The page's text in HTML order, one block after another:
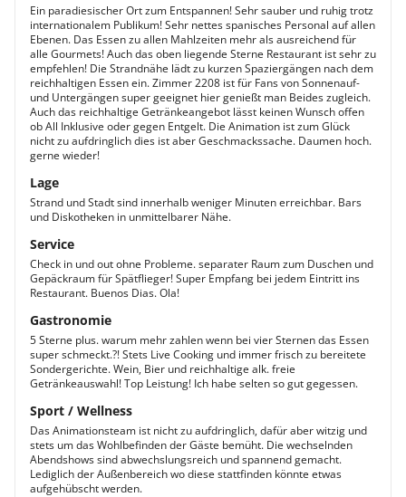
Ein paradiesischer Ort zum Entspannen! Sehr sauber und ruhig trotz
internationalem Publikum! Sehr nettes spanisches Personal auf allen
Ebenen. Das Essen zu allen Mahlzeiten mehr als ausreichend für
alle Gourmets! Auch das oben liegende Sterne Restaurant ist sehr zu
empfehlen! Die Strandnähe lädt zu kurzen Spaziergängen nach dem
reichhaltigen Essen ein. Zimmer 2208 ist für Fans von Sonnenauf-
und Untergängen super geeignet hier genießt man Beides zugleich.
Auch das reichhaltige Getränkeangebot lässt keinen Wunsch offen
ob All Inklusive oder gegen Entgelt. Die Animation ist zum Glück
nicht zu aufdringlich dies ist aber Geschmackssache. Daumen hoch.
gerne wieder!
Lage
Strand und Stadt sind innerhalb weniger Minuten erreichbar. Bars
und Diskotheken in unmittelbarer Nähe.
Service
Check in und out ohne Probleme. separater Raum zum Duschen und
Gepäckraum für Spätflieger! Super Empfang bei jedem Eintritt ins
Restaurant. Buenos Dias. Ola!
Gastronomie
5 Sterne plus. warum mehr zahlen wenn bei vier Sternen das Essen
super schmeckt.?! Stets Live Cooking und immer frisch zu bereitete
Sondergerichte. Wein, Bier und reichhaltige alk. freie
Getränkeauswahl! Top Leistung! Ich habe selten so gut gegessen.
Sport / Wellness
Das Animationsteam ist nicht zu aufdringlich, dafür aber witzig und
stets um das Wohlbefinden der Gäste bemüht. Die wechselnden
Abendshows sind abwechslungsreich und spannend gemacht.
Lediglich der Außenbereich wo diese stattfinden könnte etwas
aufgehübscht werden.